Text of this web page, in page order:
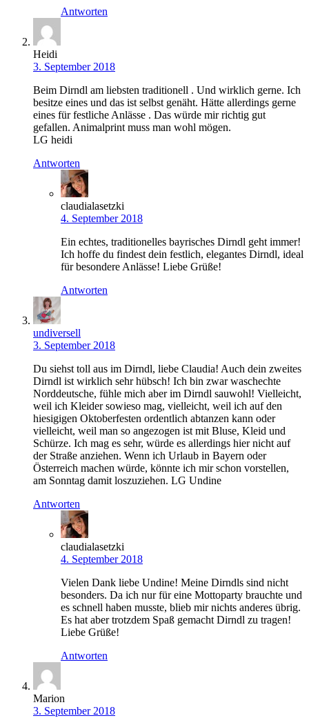
Antworten
Heidi
3. September 2018
Beim Dirndl am liebsten traditionell . Und wirklich gerne. Ich
besitze eines und das ist selbst genäht. Hätte allerdings gerne
eines für festliche Anlässe . Das würde mir richtig gut
gefallen. Animalprint muss man wohl mögen.
LG heidi
Antworten
claudialasetzki
4. September 2018
Ein echtes, traditionelles bayrisches Dirndl geht immer!
Ich hoffe du findest dein festlich, elegantes Dirndl, ideal
für besondere Anlässe! Liebe Grüße!
Antworten
undiversell
3. September 2018
Du siehst toll aus im Dirndl, liebe Claudia! Auch dein zweites
Dirndl ist wirklich sehr hübsch! Ich bin zwar waschechte
Norddeutsche, fühle mich aber im Dirndl sauwohl! Vielleicht,
weil ich Kleider sowieso mag, vielleicht, weil ich auf den
hiesigigen Oktoberfesten ordentlich abtanzen kann oder
vielleicht, weil man so angezogen ist mit Bluse, Kleid und
Schürze. Ich mag es sehr, würde es allerdings hier nicht auf
der Straße anziehen. Wenn ich Urlaub in Bayern oder
Österreich machen würde, könnte ich mir schon vorstellen,
am Sonntag damit loszuziehen. LG Undine
Antworten
claudialasetzki
4. September 2018
Vielen Dank liebe Undine! Meine Dirndls sind nicht
besonders. Da ich nur für eine Mottoparty brauchte und
es schnell haben musste, blieb mir nichts anderes übrig.
Es hat aber trotzdem Spaß gemacht Dirndl zu tragen!
Liebe Grüße!
Antworten
Marion
3. September 2018